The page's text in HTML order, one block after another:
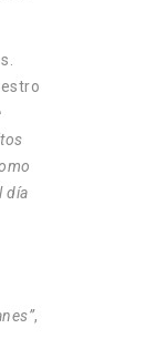
día
,